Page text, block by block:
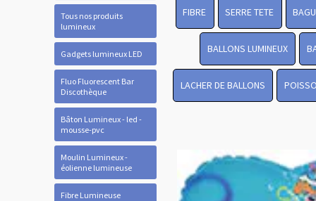
Tous nos produits
lumineux
Gadgets lumineux LED
Fluo Fluorescent Bar
Discothèque
Bâton Lumineux - led -
mousse-pvc
Moulin Lumineux -
éolienne lumineuse
Fibre Lumineuse
FIBRE SERRE TETE
BALLONS LUMINEUX
LACHER DE BALLONS